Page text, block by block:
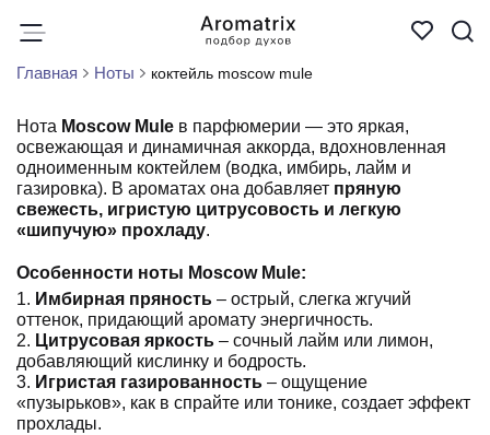
Главная Ноты коктейль moscow mule
Нота Moscow Muleв парфюмерии — это яркая,
освежающая и динамичная аккорда, вдохновленная
одноименным коктейлем (водка, имбирь, лайм и
газировка). В ароматах она добавляетпряную свежесть,
игристую цитрусовость и легкую «шипучую» прохладу
1.Имбирная пряность– острый, слегка жгучий оттенок,
придающий аромату энергичность.
2.Цитрусовая яркость– сочный лайм или лимон,
добавляющий кислинку и бодрость.
3.Игристая газированность– ощущение «пузырьков»,
как в спрайте или тонике, создает эффект прохлады.
4.Легкий алкогольный шлейф– едва уловимый оттенок
водки или рома, добавляющий глубину.